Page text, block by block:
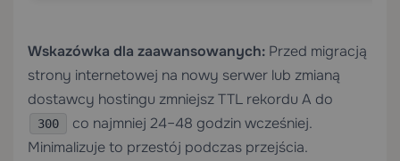
Wskazówka dla zaawansowanych: Przed migracją
strony internetowej na nowy serwer lub zmianą
dostawcy hostingu zmniejsz TTL rekordu A do
300
co najmniej 24–48 godzin wcześniej.
Minimalizuje to przestój podczas przejścia.